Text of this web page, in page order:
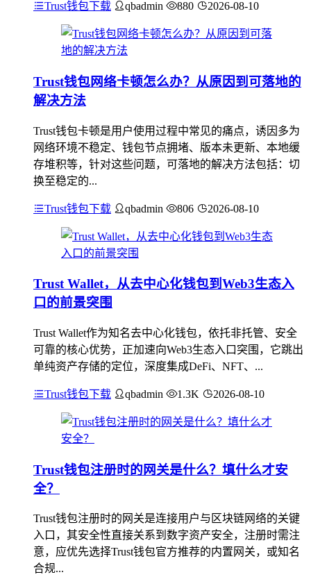
Trust钱包下载 qbadmin 880 2026-08-10
Trust钱包网络卡顿怎么办？从原因到可落地的
解决方法
Trust钱包卡顿是用户使用过程中常见的痛点，诱因多为
网络环境不稳定、钱包节点拥堵、版本未更新、本地缓
存堆积等，针对这些问题，可落地的解决方法包括：切
换至稳定的...
Trust钱包下载 qbadmin 806 2026-08-10
Trust Wallet，从去中心化钱包到Web3生态入
口的前景突围
Trust Wallet作为知名去中心化钱包，依托非托管、安全
可靠的核心优势，正加速向Web3生态入口突围，它跳出
单纯资产存储的定位，深度集成DeFi、NFT、...
Trust钱包下载 qbadmin 1.3K 2026-08-10
Trust钱包注册时的网关是什么？填什么才安
全？
Trust钱包注册时的网关是连接用户与区块链网络的关键
入口，其安全性直接关系到数字资产安全，注册时需注
意，应优先选择Trust钱包官方推荐的内置网关，或知名
合规...